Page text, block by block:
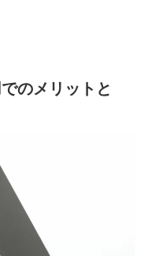
のメリットと